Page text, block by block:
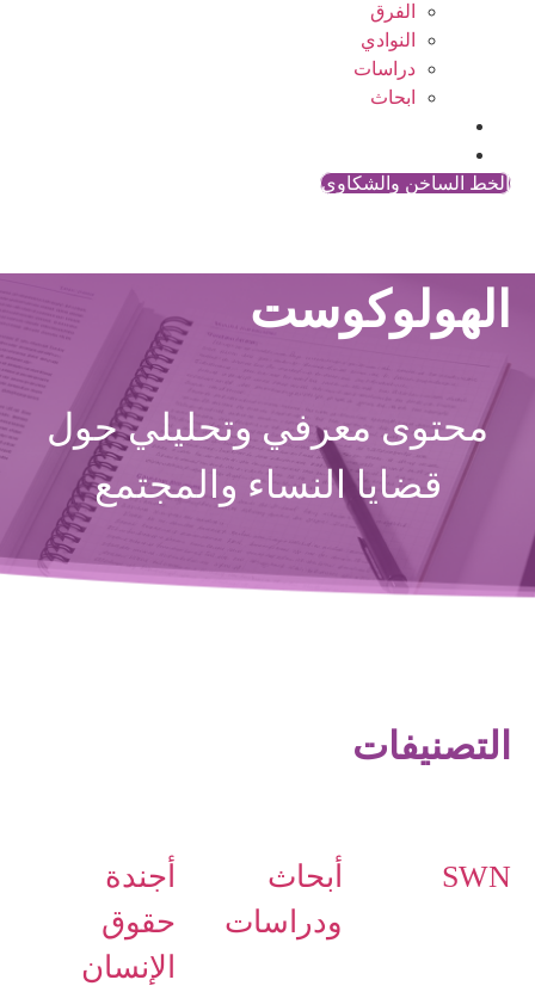
الفرق
النوادي
دراسات
ابحاث
الخط الساخن والشكاوي
الهولوكوست
محتوى معرفي وتحليلي حول
قضايا النساء والمجتمع
التصنيفات
SWN
أبحاث
ودراسات
أجندة
حقوق
الإنسان